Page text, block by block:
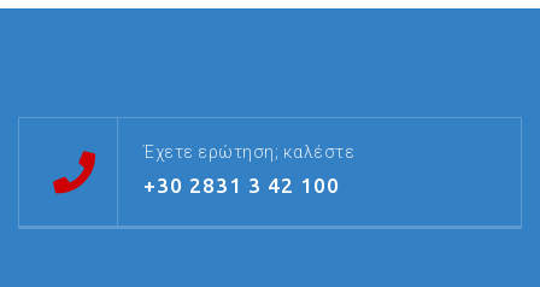
Έχετε ερώτηση; καλέστε
+30 2831 3 42 100